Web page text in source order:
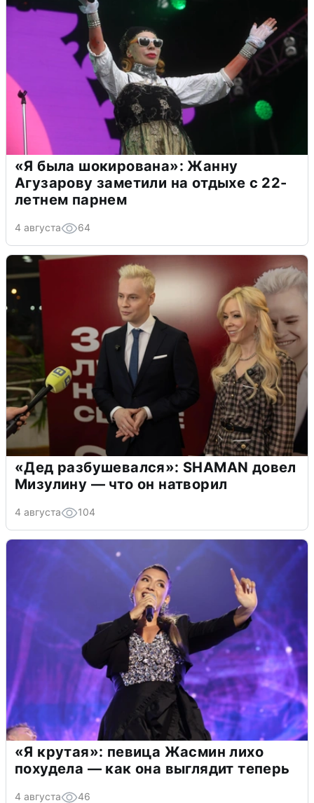
«Я была шокирована»: Жанну
Агузарову заметили на отдыхе с 22-
летнем парнем
4 августа 64
«Дед разбушевался»: SHAMAN довел
Мизулину — что он натворил
4 августа 104
«Я крутая»: певица Жасмин лихо
похудела — как она выглядит теперь
4 августа 46